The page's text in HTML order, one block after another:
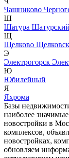
Чашниково
Ш
Шатура Шатурский
Щ
Щелково
Э
Электрогорск
Ю
Юбилейный
Я
Яхрома
Базы
наиболее
новостройки в
комплексов,
новостройках,
обновляем